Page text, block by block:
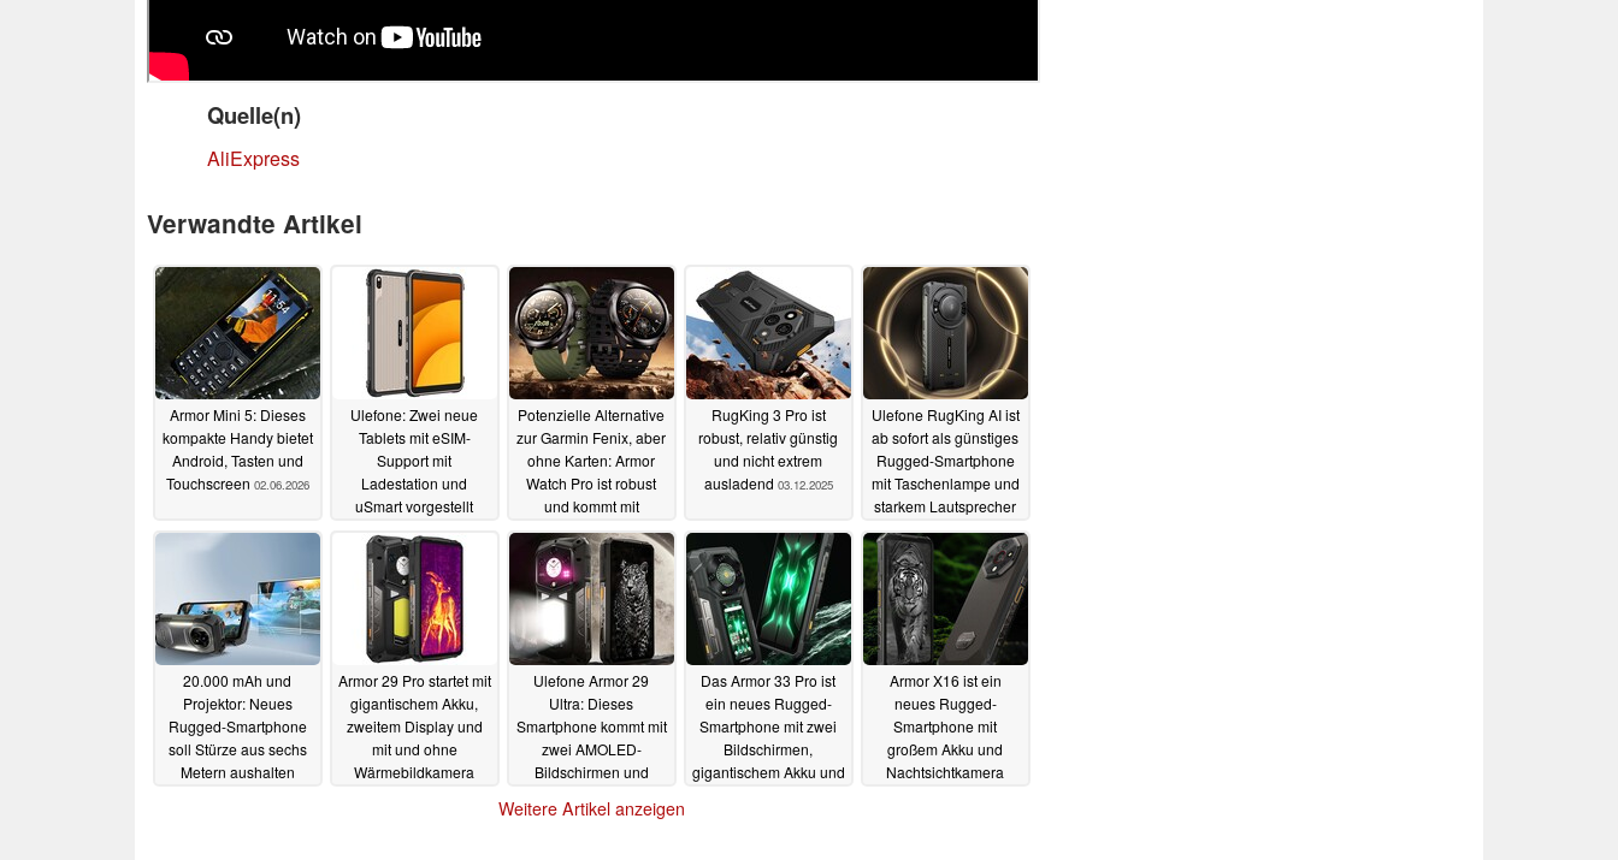
Quelle(n)
AliExpress
Verwandte Artikel
Armor Mini 5: Dieses
kompakte Handy bietet
Android, Tasten und
Touchscreen 02.06.2026
Ulefone: Zwei neue
Tablets mit eSIM-
Support mit
Ladestation und
uSmart vorgestellt
Potenzielle Alternative
zur Garmin Fenix, aber
ohne Karten: Armor
Watch Pro ist robust
und kommt mit
Mikrofon und
Lautsprecher
06.01.2026
RugKing 3 Pro ist
robust, relativ günstig
und nicht extrem
ausladend 03.12.2025
Ulefone RugKing AI ist
ab sofort als günstiges
Rugged-Smartphone
mit Taschenlampe und
starkem Lautsprecher
erhältlich27.09.2025
20.000 mAh und
Projektor: Neues
Rugged-Smartphone
soll Stürze aus sechs
Metern aushalten
Armor 29 Pro startet mit
gigantischem Akku,
zweitem Display und
mit und ohne
Wärmebildkamera
Ulefone Armor 29
Ultra: Dieses
Smartphone kommt mit
zwei AMOLED-
Bildschirmen und
05.08.2025
Das Armor 33 Pro ist
ein neues Rugged-
Smartphone mit zwei
Bildschirmen,
gigantischem Akku und
Armor X16 ist ein
neues Rugged-
Smartphone mit
großem Akku und
Nachtsichtkamera
Weitere Artikel anzeigen